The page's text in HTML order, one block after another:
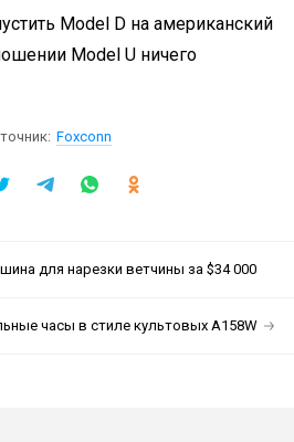
Model D на американский
Model U ничего
Foxconn
для нарезки ветчины за $34 000
часы в стиле культовых A158W